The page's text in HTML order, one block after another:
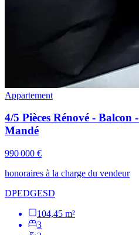
Appartement
4/5 Pièces Rénové - Balcon
Mandé
990 000 €
honoraires à la charge du vendeur
DPEDGESD
104,45 m²
3